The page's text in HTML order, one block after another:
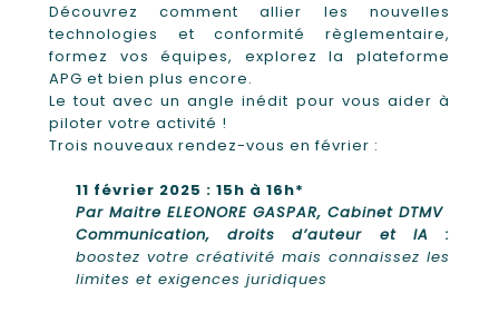
Découvrez comment allier les nouvelles
technologies et conformité règlementaire,
formez vos équipes, explorez la plateforme
APG et bien plus encore.
Le tout avec un angle inédit pour vous aider à
piloter votre activité !
Trois nouveaux rendez-vous en février :
11 février 2025 : 15h à 16h*
Par Maitre ELEONORE GASPAR, Cabinet DTMV
Communication, droits d’auteur et IA :
boostez votre créativité mais connaissez les
limites et exigences juridiques